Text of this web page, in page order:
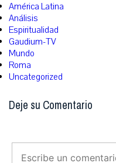
América Latina
Análisis
Espiritualidad
Gaudium-TV
Mundo
Roma
Uncategorized
Deje su Comentario